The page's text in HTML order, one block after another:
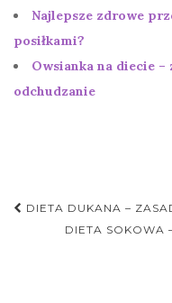
Najlepsze zdrowe
posiłkami?
Owsianka na diecie –
odchudzanie
Nawigacja
postu
DIETA DUKANA –
DIETA SOKOWA